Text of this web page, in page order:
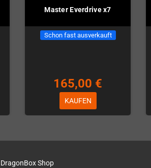
Master Everdrive x7
Schon fast ausverkauft
165,00 €
KAUFEN
DragonBox Shop